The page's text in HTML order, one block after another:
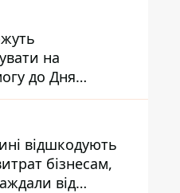
на
до Дня
- кому її
відшкодують
бізнесам,
від